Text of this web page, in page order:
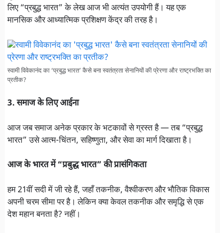
लिए “प्रबुद्ध भारत” के लेख आज भी अत्यंत उपयोगी हैं। यह एक
मानसिक और आध्यात्मिक प्रशिक्षण केंद्र की तरह है।
स्वामी विवेकानंद का ‘प्रबुद्ध भारत’ कैसे बना स्वतंत्रता सेनानियों की प्रेरणा और राष्ट्रभक्ति का
प्रतीक?
3. समाज के लिए आईना
आज जब समाज अनेक प्रकार के भटकावों से ग्रस्त है — तब “प्रबुद्ध
भारत” उसे आत्म-चिंतन, सहिष्णुता, और सेवा का मार्ग दिखाता है।
आज के भारत में “प्रबुद्ध भारत” की प्रासंगिकता
हम 21वीं सदी में जी रहे हैं, जहाँ तकनीक, वैश्वीकरण और भौतिक विकास
अपनी चरम सीमा पर है। लेकिन क्या केवल तकनीक और समृद्धि से एक
देश महान बनता है? नहीं।